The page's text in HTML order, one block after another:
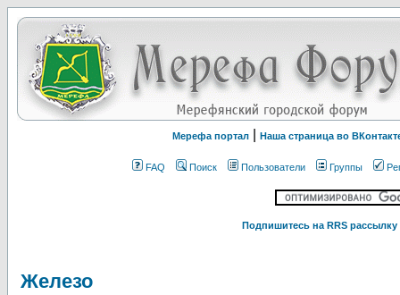
Мерефа портал Наша страница во
FAQ Поиск Пользователи Группы
Подпишитесь на RRS
Железо